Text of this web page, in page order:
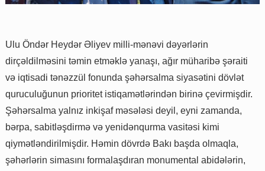
Ulu Öndər Heydər Əliyev milli-mənəvi dəyərlərin
dirçəldilməsini təmin etməklə yanaşı, ağır müharibə şəraiti
və iqtisadi tənəzzül fonunda şəhərsalma siyasətini dövlət
quruculuğunun prioritet istiqamətlərindən birinə çevirmişdir.
Şəhərsalma yalnız inkişaf məsələsi deyil, eyni zamanda,
bərpa, sabitləşdirmə və yenidənqurma vasitəsi kimi
qiymətləndirilmişdir. Həmin dövrdə Bakı başda olmaqla,
şəhərlərin simasını formalaşdıran monumental abidələrin,